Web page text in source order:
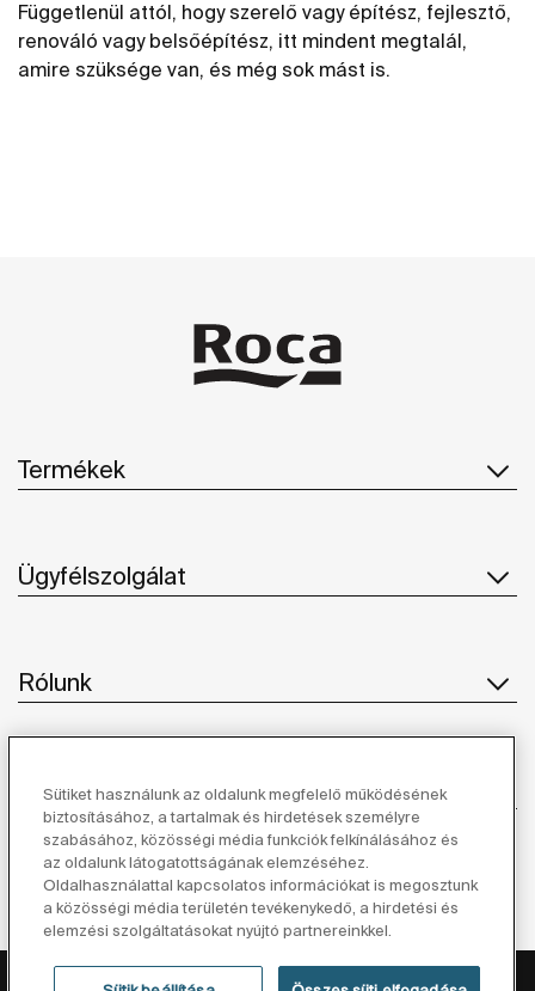
Függetlenül attól, hogy szerelő vagy építész, fejlesztő,
renováló vagy belsőépítész, itt mindent megtalál,
amire szüksége van, és még sok mást is.
Termékek
Ügyfélszolgálat
Rólunk
Ihlet
Kövessen minket
Adatvédelmi Tájékoztató
Sütiket használunk az oldalunk megfelelő működésének
biztosításához, a tartalmak és hirdetések személyre
szabásához, közösségi média funkciók felkínálásához és
az oldalunk látogatottságának elemzéséhez.
Oldalhasználattal kapcsolatos információkat is megosztunk
a közösségi média területén tevékenykedő, a hirdetési és
elemzési szolgáltatásokat nyújtó partnereinkkel.